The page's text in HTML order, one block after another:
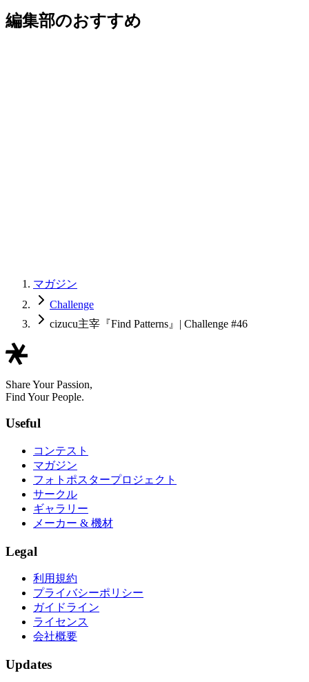
編集部のおすすめ
マガジン
Challenge
cizucu主宰『Find Patterns』| Challenge #46
Share Your Passion,
Find Your People.
Useful
コンテスト
マガジン
フォトポスタープロジェクト
サークル
ギャラリー
メーカー & 機材
Legal
利用規約
プライバシーポリシー
ガイドライン
ライセンス
会社概要
Updates